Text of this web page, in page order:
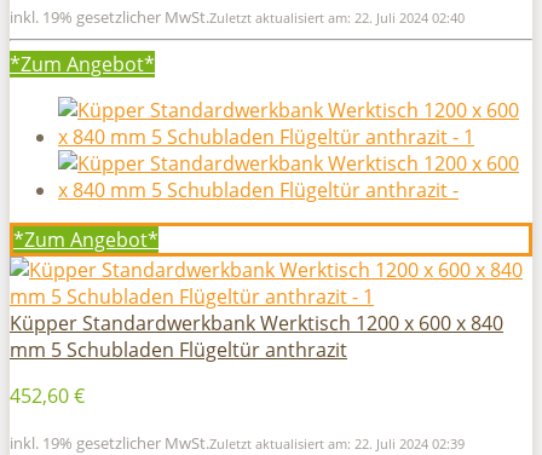
inkl. 19% gesetzlicher MwSt.Zuletzt aktualisiert am: 22. Juli 2024 02:40
*Zum Angebot*
*Zum Angebot*
Küpper Standardwerkbank Werktisch 1200 x 600 x 840
mm 5 Schubladen Flügeltür anthrazit
452,60 €
inkl. 19% gesetzlicher MwSt.Zuletzt aktualisiert am: 22. Juli 2024 02:39